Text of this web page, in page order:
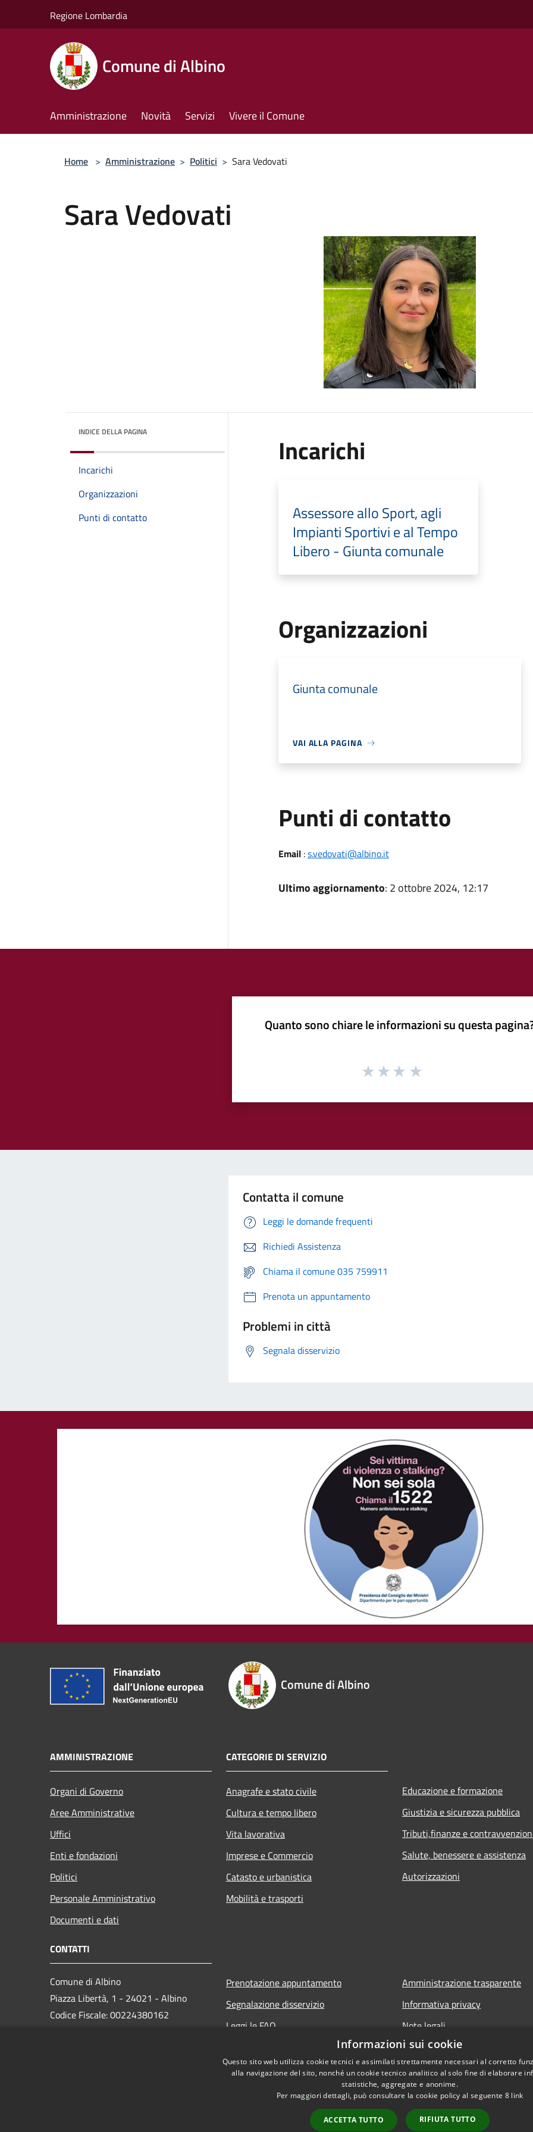
Regione Lombardia
Comune di Albino
Amministrazione Novità Servizi Vivere il Comune
Home > Amministrazione > Politici > Sara Vedovati
Sara Vedovati
INDICE DELLA PAGINA
Incarichi
Organizzazioni
Punti di contatto
Incarichi
Assessore allo Sport, agli
Impianti Sportivi e al Tempo
Libero - Giunta comunale
Organizzazioni
Giunta comunale
VAI ALLA PAGINA
Punti di contatto
Email:s.vedovati@albino.it
Ultimo aggiornamento: 2 ottobre 2024, 12:17
Quanto sono chiare le informazioni su questa
Contatta il comune
Leggi le domande frequenti
Richiedi Assistenza
Chiama il comune 035 759911
Prenota un appuntamento
Problemi in città
Segnala disservizio
Comune di Albino
AMMINISTRAZIONE
Organi di Governo
Aree Amministrative
Uffici
Enti e fondazioni
Politici
Personale Amministrativo
Documenti e dati
CATEGORIE DI SERVIZIO
Anagrafe e stato civile
Cultura e tempo libero
Vita lavorativa
Imprese e Commercio
Catasto e urbanistica
Mobilità e trasporti
Educazione e formazione
Giustizia e sicurezza pubblica
Tributi,finanze e
Salute, benessere e assistenza
Autorizzazioni
CONTATTI
Comune di Albino
Piazza Libertà, 1 - 24021 - Albino
Codice Fiscale: 00224380162
Prenotazione appuntamento
Segnalazione disservizio
Leggi le FAQ
Amministrazione trasparente
Informativa privacy
Note legali
Dichiarazione di accessibilità
Informazioni sui cookie
Questo sito web utilizza cookie tecnici e assimilati strettamente necessari al corretto
alla navigazione del sito, nonché un cookie tecnico analitico al solo fine di elaborare
statistiche, aggregate e anonime.
Per maggiori dettagli, può consultare la cookie policy al seguente 8 link
ACCETTA TUTTO RIFIUTA TUTTO